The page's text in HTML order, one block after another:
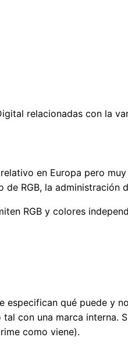
relacionadas con la
en Europa pero
de RGB, la
RGB y colores
especifican qué puede y
con una marca
como viene).